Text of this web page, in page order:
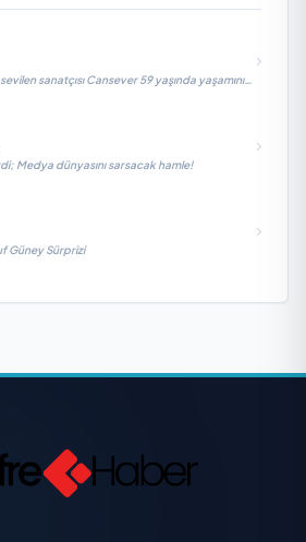
sanatçısı Cansever 59 yaşında yaşamını
Medya dünyasını sarsacak hamle!
Güney Sürprizi